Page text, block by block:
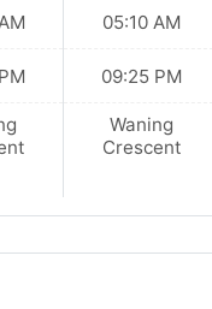
05:10 AM
09:25 PM
Waning
Crescent